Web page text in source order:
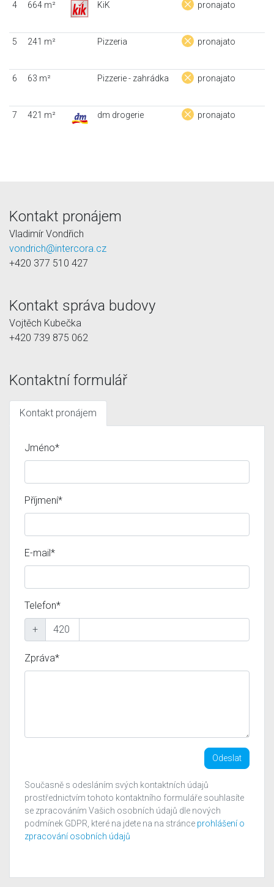
4 664 m² KiK pronajato
5 241 m² Pizzeria pronajato
6 63 m² Pizzerie - zahrádka pronajato
7 421 m² dm drogerie pronajato
Kontakt pronájem
Vladimír Vondřich
vondrich@intercora.cz
+420 377 510 427
Kontakt správa budovy
Vojtěch Kubečka
+420 739 875 062
Kontaktní formulář
Kontakt pronájem
Jméno*
Příjmení*
E-mail*
Telefon*
+
Zpráva*
Odeslat
Současně s odesláním svých kontaktních údajů
prostřednictvím tohoto kontaktního formuláře souhlasíte
se zpracováním Vašich osobních údajů dle nových
podmínek GDPR, které na jdete na na stránce prohlášení o
zpracování osobních údajů